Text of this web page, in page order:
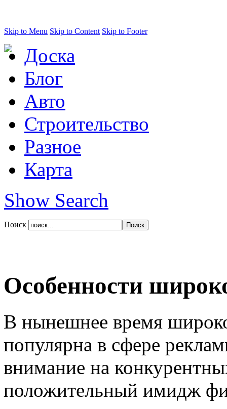
Skip to Menu Skip to Content Skip to Footer
Доска
Блог
Авто
Строительство
Разное
Карта
Show Search
Поиск
Особенности
В нынешнее время
популярна в сфере
внимание на
положительный имидж